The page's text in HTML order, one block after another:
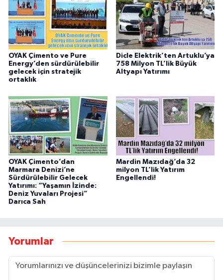
OYAK Çimento ve Pure
Energy’den sürdürülebilir
gelecek için stratejik
ortaklık
Dicle Elektrik’ten Artuklu’ya
758 Milyon TL’lik Büyük
Altyapı Yatırımı
OYAK Çimento’dan
Marmara Denizi’ne
Sürdürülebilir Gelecek
Yatırımı: “Yaşamın İzinde:
Deniz Yuvaları Projesi”
Darıca Sah
Mardin Mazıdağ’da 32
milyon TL’lik Yatırım
Engellendi!
Yorumlar